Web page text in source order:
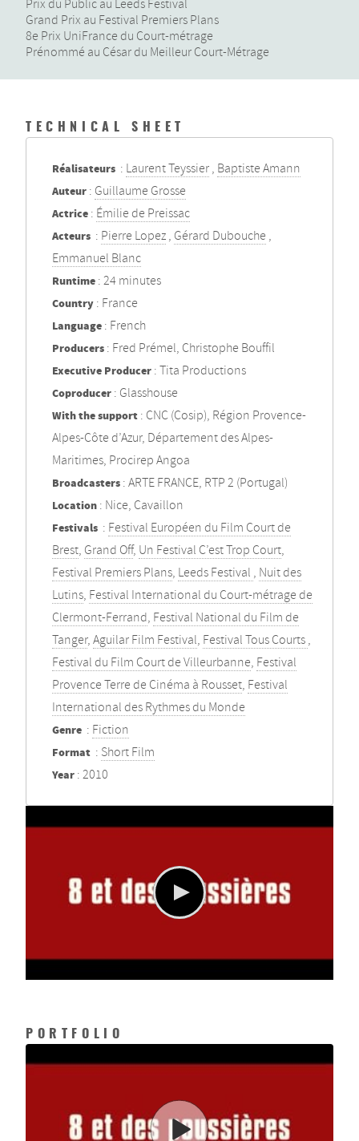
Prix du Public au Leeds Festival
Grand Prix au Festival Premiers Plans
8e Prix UniFrance du Court-métrage
Prénommé au César du Meilleur Court-Métrage
TECHNICAL SHEET
Réalisateurs : Laurent Teyssier , Baptiste Amann
Auteur : Guillaume Grosse
Actrice : Émilie de Preissac
Acteurs : Pierre Lopez , Gérard Dubouche ,
Emmanuel Blanc
Runtime : 24 minutes
Country : France
Language : French
Producers : Fred Prémel, Christophe Bouffil
Executive Producer : Tita Productions
Coproducer : Glasshouse
With the support : CNC (Cosip), Région Provence-
Alpes-Côte d’Azur, Département des Alpes-
Maritimes, Procirep Angoa
Broadcasters : ARTE FRANCE, RTP 2 (Portugal)
Location : Nice, Cavaillon
Festivals : Festival Européen du Film Court de
Brest, Grand Off, Un Festival C’est Trop Court,
Festival Premiers Plans, Leeds Festival , Nuit des
Lutins, Festival International du Court-métrage de
Clermont-Ferrand, Festival National du Film de
Tanger, Aguilar Film Festival, Festival Tous Courts ,
Festival du Film Court de Villeurbanne, Festival
Provence Terre de Cinéma à Rousset, Festival
International des Rythmes du Monde
Genre : Fiction
Format : Short Film
Year : 2010
PORTFOLIO